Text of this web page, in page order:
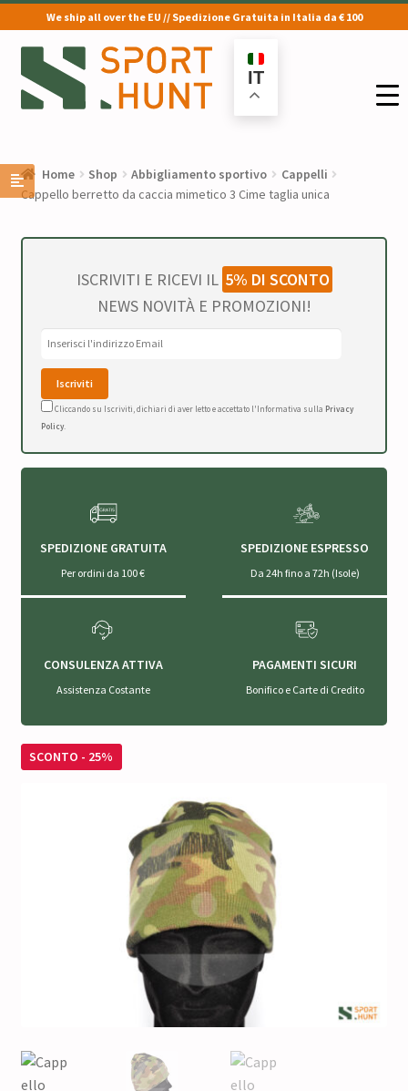
We ship all over the EU // Spedizione Gratuita in Italia da € 100
Vai
alla
navigazione
Vai
al
contenuto
IT
Home Shop Abbigliamento sportivo
Cappelli
Cappello berretto da caccia mimetico 3 Cime taglia unica
ISCRIVITI E RICEVI IL 5% DI SCONTO
NEWS NOVITÀ E PROMOZIONI!
Cliccando su Iscriviti, dichiari di aver letto e accettato l'Informativa sulla Privacy
Policy.
SPEDIZIONE GRATUITA
Per ordini da 100 €
SPEDIZIONE ESPRESSO
Da 24h fino a 72h (Isole)
CONSULENZA ATTIVA
Assistenza Costante
PAGAMENTI SICURI
Bonifico e Carte di Credito
SCONTO - 25%